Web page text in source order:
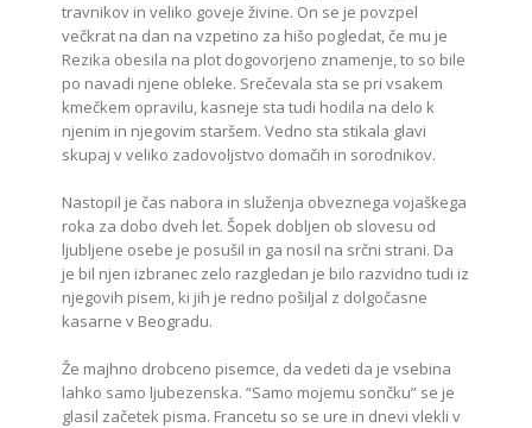
travnikov in veliko goveje živine. On se je povzpel
večkrat na dan na vzpetino za hišo pogledat, če mu je
Rezika obesila na plot dogovorjeno znamenje, to so bile
po navadi njene obleke. Srečevala sta se pri vsakem
kmečkem opravilu, kasneje sta tudi hodila na delo k
njenim in njegovim staršem. Vedno sta stikala glavi
skupaj v veliko zadovoljstvo domačih in sorodnikov.
Nastopil je čas nabora in služenja obveznega vojaškega
roka za dobo dveh let. Šopek dobljen ob slovesu od
ljubljene osebe je posušil in ga nosil na srčni strani. Da
je bil njen izbranec zelo razgledan je bilo razvidno tudi iz
njegovih pisem, ki jih je redno pošiljal z dolgočasne
kasarne v Beogradu.
Že majhno drobceno pisemce, da vedeti da je vsebina
lahko samo ljubezenska. “Samo mojemu sončku” se je
glasil začetek pisma. Francetu so se ure in dnevi vlekli v